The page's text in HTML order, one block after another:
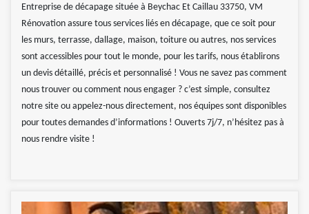
Entreprise de décapage située à Beychac Et Caillau 33750, VM
Rénovation assure tous services liés en décapage, que ce soit pour
les murs, terrasse, dallage, maison, toiture ou autres, nos services
sont accessibles pour tout le monde, pour les tarifs, nous établirons
un devis détaillé, précis et personnalisé ! Vous ne savez pas comment
nous trouver ou comment nous engager ? c’est simple, consultez
notre site ou appelez-nous directement, nos équipes sont disponibles
pour toutes demandes d’informations ! Ouverts 7j/7, n’hésitez pas à
nous rendre visite !